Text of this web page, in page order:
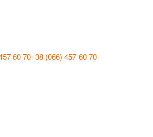
60 70+38 (066) 457 60 70